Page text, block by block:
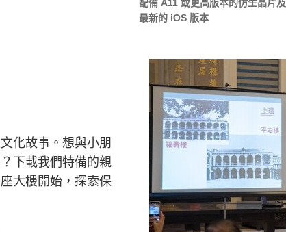
配備 A11 或更高版本的仿生晶片及
最新的 iOS 版本
化故事。想與小朋
下載我們特備的親
大樓開始，探索保